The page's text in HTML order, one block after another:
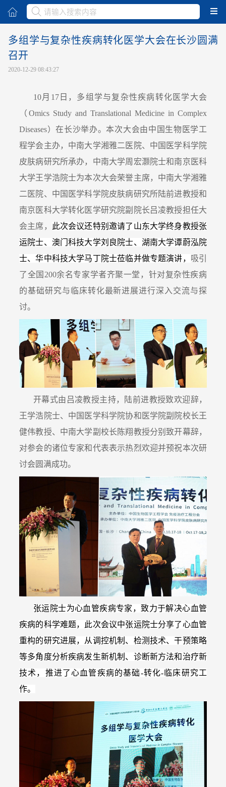
取消
多组学与复杂性疾病转化医学大会在长沙圆满
召开
2020-12-29 08:43:27
10月17日，多组学与复杂性疾病转化医学大会
（Omics Study and Translational Medicine in Complex
Diseases）在长沙举办。本次大会由中国生物医学工
程学会主办，中南大学湘雅二医院、中国医学科学院
皮肤病研究所承办，中南大学周宏灏院士和南京医科
大学王学浩院士为本次大会荣誉主席，中南大学湘雅
二医院、中国医学科学院皮肤病研究所陆前进教授和
南京医科大学转化医学研究院副院长吕凌教授担任大
会主席，
此次会议还特别邀请了山东大学终身教授张
运院士、澳门科技大学刘良院士、湖南大学谭蔚泓院
士、华中科技大学马丁院士莅临并做专题演讲，
吸引
了全国200余名专家学者齐聚一堂，针对复杂性疾病
的基础研究与临床转化最新进展进行深入交流与探
讨。
开幕式由吕凌教授主持，陆前进教授致欢迎辞，
王学浩院士、中国医学科学院协和医学院副院校长王
健伟教授、中南大学副校长陈翔教授分别致开幕辞，
对参会的诸位专家和代表表示热烈欢迎并预祝本次研
讨会圆满成功。
张运院士为心血管疾病专家，致力于解决心血管
疾病的科学难题，此次会议中张运院士分享了心血管
重构的研究进展，从调控机制、检测技术、干预策略
等多角度分析疾病发生新机制、诊断新方法和治疗新
技术，推进了心血管疾病的基础-转化-临床研究工
作。